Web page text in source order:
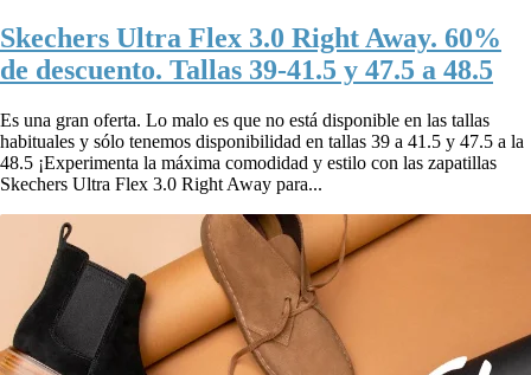
Skechers Ultra Flex 3.0 Right Away. 60%
de descuento. Tallas 39-41.5 y 47.5 a 48.5
Es una gran oferta. Lo malo es que no está disponible en las tallas
habituales y sólo tenemos disponibilidad en tallas 39 a 41.5 y 47.5 a la
48.5 ¡Experimenta la máxima comodidad y estilo con las zapatillas
Skechers Ultra Flex 3.0 Right Away para...